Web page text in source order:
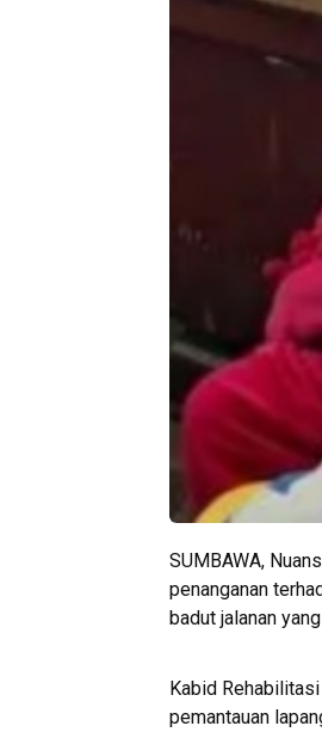
SUMBAWA,
penanganan
badut jalanan
Kabid
pemantauan